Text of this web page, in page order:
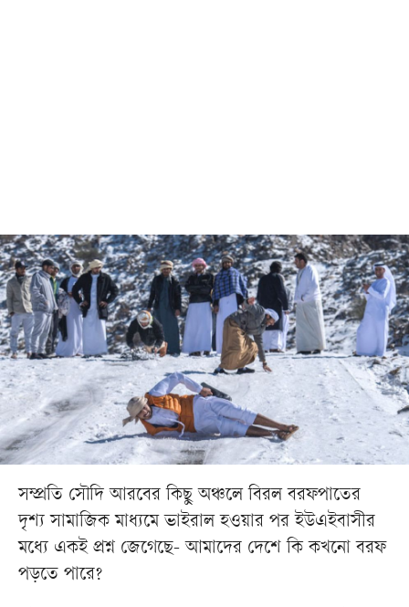
সম্প্রতি সৌদি আরবের কিছু অঞ্চলে বিরল বরফপাতের
দৃশ্য সামাজিক মাধ্যমে ভাইরাল হওয়ার পর ইউএইবাসীর
মধ্যে একই প্রশ্ন জেগেছে- আমাদের দেশে কি কখনো বরফ
পড়তে পারে?